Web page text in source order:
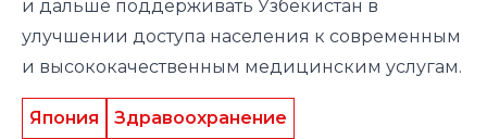
и дальше поддерживать Узбекистан в
улучшении доступа населения к современным
и высококачественным медицинским услугам.
Япония
Здравоохранение